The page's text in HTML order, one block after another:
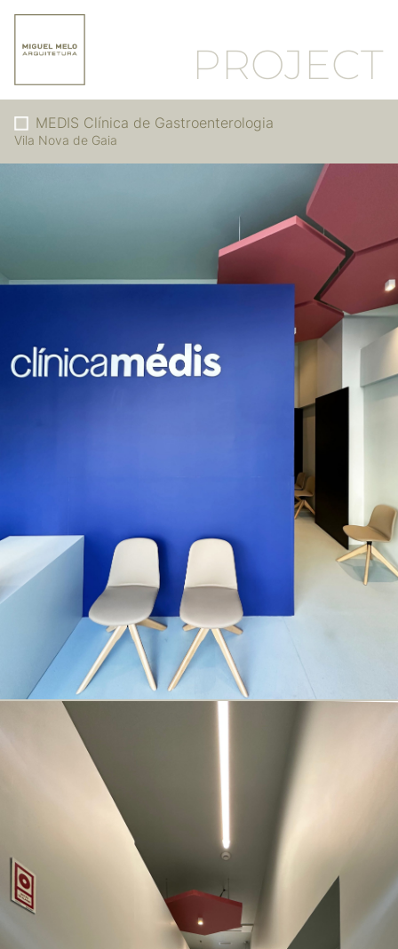
PROJECT
MEDIS Clínica de Gastroenterologia
Vila Nova de Gaia